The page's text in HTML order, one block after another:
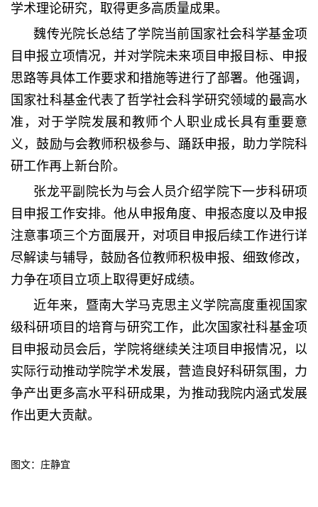
学术理论研究，取得更多高质量成果。
魏传光院长总结了学院当前国家社会科学基金项
目申报立项情况，并对学院未来项目申报目标、申报
思路等具体工作要求和措施等进行了部署。他强调，
国家社科基金代表了哲学社会科学研究领域的最高水
准，对于学院发展和教师个人职业成长具有重要意
义，鼓励与会教师积极参与、踊跃申报，助力学院科
研工作再上新台阶。
张龙平副院长为与会人员介绍学院下一步科研项
目申报工作安排。他从申报角度、申报态度以及申报
注意事项三个方面展开，对项目申报后续工作进行详
尽解读与辅导，鼓励各位教师积极申报、细致修改，
力争在项目立项上取得更好成绩。
近年来，暨南大学马克思主义学院高度重视国家
级科研项目的培育与研究工作，此次国家社科基金项
目申报动员会后，学院将继续关注项目申报情况，以
实际行动推动学院学术发展，营造良好科研氛围，力
争产出更多高水平科研成果，为推动我院内涵式发展
作出更大贡献。
图文：庄静宜